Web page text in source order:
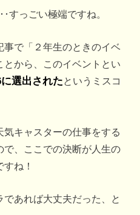
すっごい極端ですね。
で「２年生のときのイベ
とから、このイベントとい
選出されたというミスコ
キャスターの仕事をする
で、ここでの決断が人生の
ね！
あれば大丈夫だった、と